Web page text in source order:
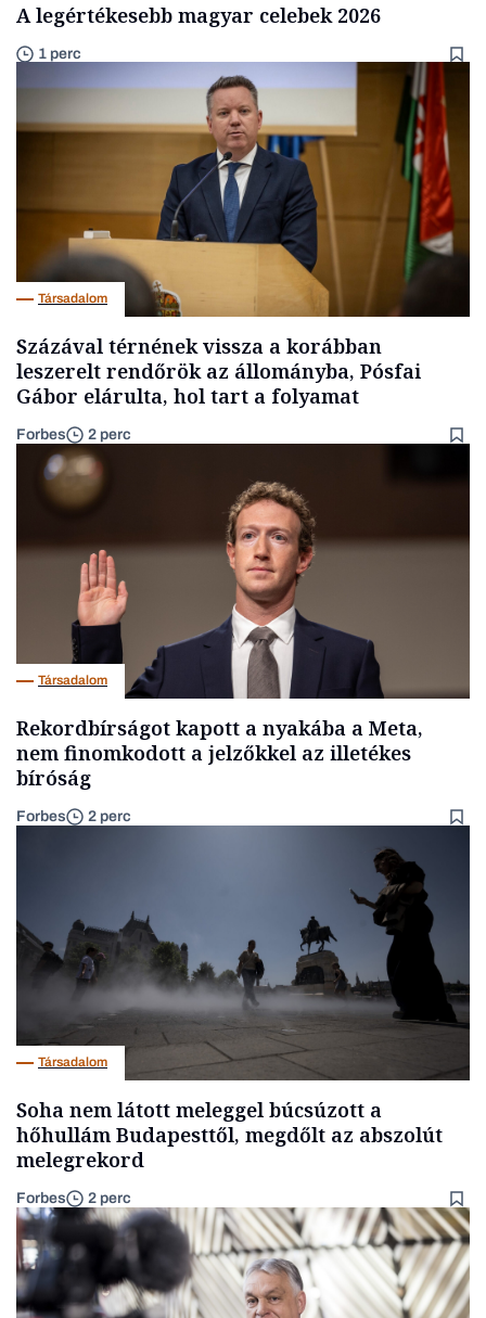
A legértékesebb magyar celebek 2026
1 perc
Társadalom
Százával térnének vissza a korábban
leszerelt rendőrök az állományba, Pósfai
Gábor elárulta, hol tart a folyamat
Forbes 2 perc
Társadalom
Rekordbírságot kapott a nyakába a Meta,
nem finomkodott a jelzőkkel az illetékes
bíróság
Forbes 2 perc
Társadalom
Soha nem látott meleggel búcsúzott a
hőhullám Budapesttől, megdőlt az abszolút
melegrekord
Forbes 2 perc